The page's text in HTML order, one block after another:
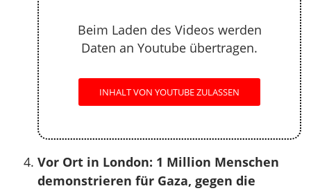
Beim Laden des Videos werden
Daten an Youtube übertragen.
INHALT VON YOUTUBE ZULASSEN
Vor Ort in London: 1 Million Menschen
demonstrieren für Gaza, gegen die